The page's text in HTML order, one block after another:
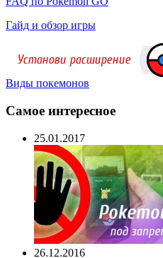
Гайд и обзор игры
Виды покемонов
Самое интересное
25.01.2017
26.12.2016